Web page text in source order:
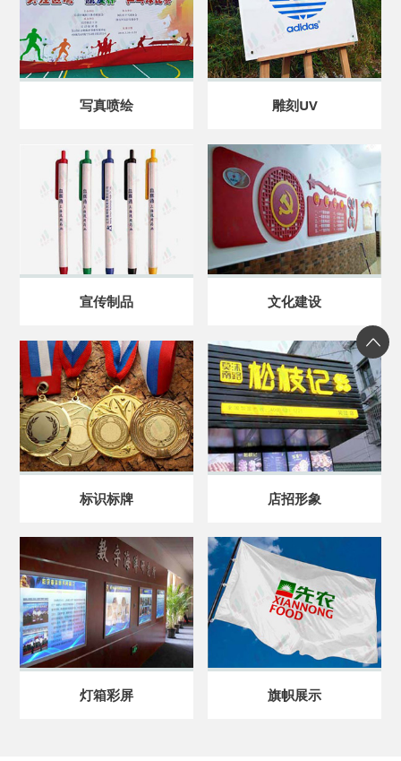
写真喷绘 雕刻UV
宣传制品 文化建设
标识标牌 店招形象
灯箱彩屏 旗帜展示